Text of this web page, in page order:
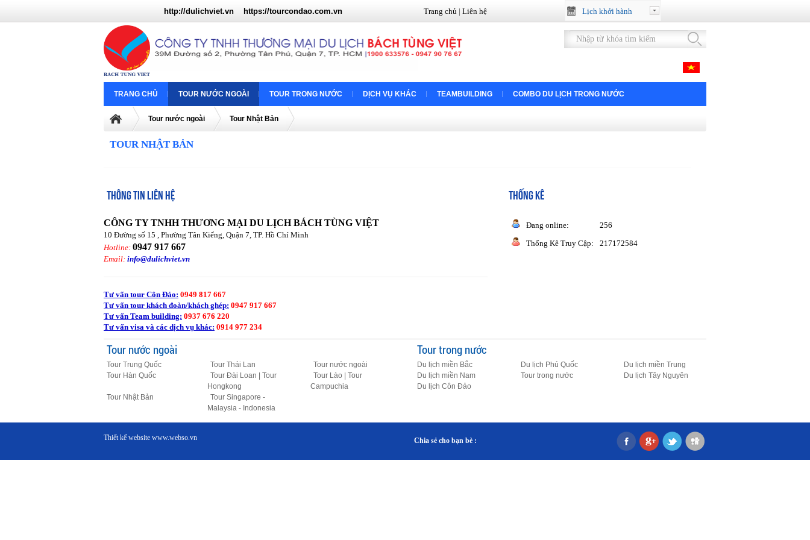
http://dulichviet.vn https://tourcondao.com.vn Trang chủ| Liên hệ Lịch khởi hành
TRANG CHỦ TOUR NƯỚC NGOÀI TOUR TRONG NƯỚC DỊCH VỤ KHÁC TEAMBUILDING COMBO DU LỊCH TRONG NƯỚC
Tour nước ngoài Tour Nhật Bản
TOUR NHẬT BẢN
THÔNG TIN LIÊN HỆ
CÔNG TY TNHH THƯƠNG MẠI DU LỊCH BÁCH TÙNG VIỆT
10 Đường số 15 , Phường Tân Kiểng, Quận 7, TP. Hồ Chí Minh
Hotline: 0947 917 667
Email: info@dulichviet.vn
Tư vấn tour Côn Đảo: 0949 817 667
Tư vấn tour khách đoàn/khách ghép: 0947 917 667
Tư vấn Team building: 0937 676 220
Tư vấn visa và các dịch vụ khác: 0914 977 234
THỐNG KÊ
Đang online:
256
Thống Kê Truy Cập:
217172584
Tour nước ngoài
Tour Trung Quốc Tour Thái Lan
Tour nước ngoài
Tour Hàn Quốc
Tour Đài Loan | Tour
Hongkong
Tour Lào | Tour
Campuchia
Tour Nhật Bản
Tour Singapore -
Malaysia - Indonesia
Tour trong nước
Du lịch miền Bắc Du lịch Phú Quốc
Du lịch miền Trung
Du lịch miền Nam
Tour trong nước
Du lịch Tây Nguyên
Du lịch Côn Đảo
Thiết kế website www.webso.vn Chia sẻ cho bạn bè :